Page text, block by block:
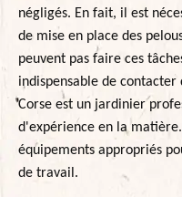
négligés. En fait, il est
de mise en place des
peuvent pas faire ces
indispensable de
Corse est un jardinier
d'expérience en la
équipements appropriés
de travail.